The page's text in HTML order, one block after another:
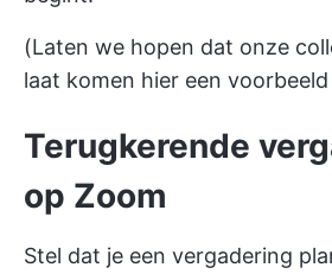
(Laten we hopen dat onze
laat komen hier een voorbeeld
Terugkerende
op Zoom
Stel dat je een vergadering